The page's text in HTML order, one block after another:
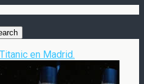
en Madrid.